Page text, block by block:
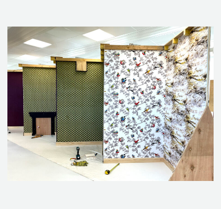
CONTACTEZ-NOUS !